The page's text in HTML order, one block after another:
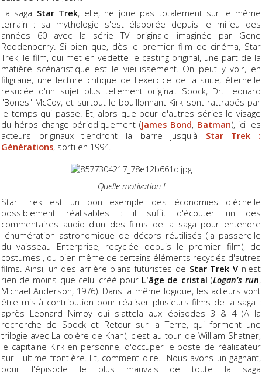
La saga Star Trek, elle, ne joue pas totalement sur le même
terrain : sa mythologie s'est élaborée depuis le milieu des
années 60 avec la série TV originale imaginée par Gene
Roddenberry. Si bien que, dès le premier film de cinéma, Star
Trek, le film, qui met en vedette le casting original, une part de la
matière scénaristique est le vieillissement. On peut y voir, en
filigrane, une lecture critique de l'exercice de la suite, éternelle
resucée d'un sujet plus tellement original. Spock, Dr. Leonard
"Bones" McCoy, et surtout le bouillonnant Kirk sont rattrapés par
le temps qui passe. Et, alors que pour d'autres séries le visage
du héros change périodiquement (James Bond, Batman), ici les
acteurs originaux tiendront la barre jusqu'à Star Trek :
Générations, sorti en 1994.
Quelle motivation !
Star Trek est un bon exemple des économies d'échelle
possiblement réalisables : il suffit d'écouter un des
commentaires audio d'un des films de la saga pour entendre
l'énumération astronomique de décors réutilisés (la passerelle
du vaisseau Enterprise, recyclée depuis le premier film), de
costumes , ou bien même de certains éléments recyclés d'autres
films. Ainsi, un des arrière-plans futuristes de Star Trek V n'est
rien de moins que celui créé pour L'âge de cristal (Logan's run,
Michael Anderson, 1976). Dans la même logique, les acteurs vont
être mis à contribution pour réaliser plusieurs films de la saga :
après Leonard Nimoy qui s'attela aux épisodes 3 & 4 (A la
recherche de Spock et Retour sur la Terre, qui forment une
trilogie avec La colère de Khan), c'est au tour de William Shatner,
le capitaine Kirk en personne, d'occuper le poste de réalisateur
sur L'ultime frontière. Et, comment dire... Nous avons un gagnant,
pour l'épisode le plus mauvais de toute la saga